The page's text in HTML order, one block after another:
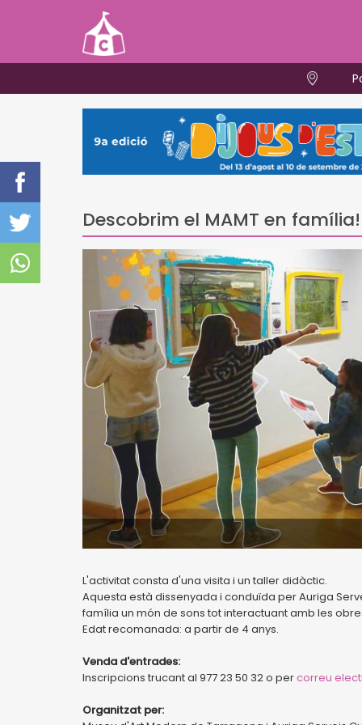
Descobrim el MAMT en
L'activitat consta d'una visita i un taller didàctic.
Aquesta està dissenyada i conduïda per Auriga
família un món de sons tot interactuant amb les
Edat recomanada: a partir de 4 anys.
Venda d'entrades:
Inscripcions trucant al 977 23 50 32 o percorreu
Organitzat per: